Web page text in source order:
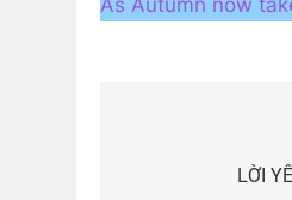
Lá
As Autumn now
navigation
LỜI